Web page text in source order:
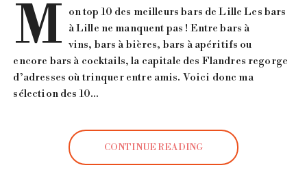
M on top 10 des meilleurs bars de Lille Les bars
à Lille ne manquent pas ! Entre bars à
vins, bars à bières, bars à apéritifs ou
encore bars à cocktails, la capitale des Flandres regorge
d’adresses où trinquer entre amis. Voici donc ma
sélection des 10…
CONTINUE READING